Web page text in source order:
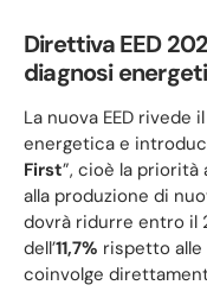
Direttiva EED
diagnosi
La nuova EED rivede
energetica e
First”, cioè la
alla produzione di
dovrà ridurre entro il
dell’11,7% rispetto
coinvolge